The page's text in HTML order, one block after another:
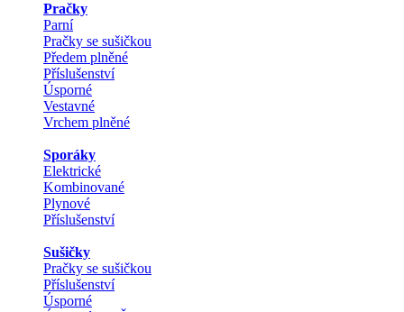
Pračky
Parní
Pračky se sušičkou
Předem plněné
Příslušenství
Úsporné
Vestavné
Vrchem plněné
Sporáky
Elektrické
Kombinované
Plynové
Příslušenství
Sušičky
Pračky se sušičkou
Příslušenství
Úsporné